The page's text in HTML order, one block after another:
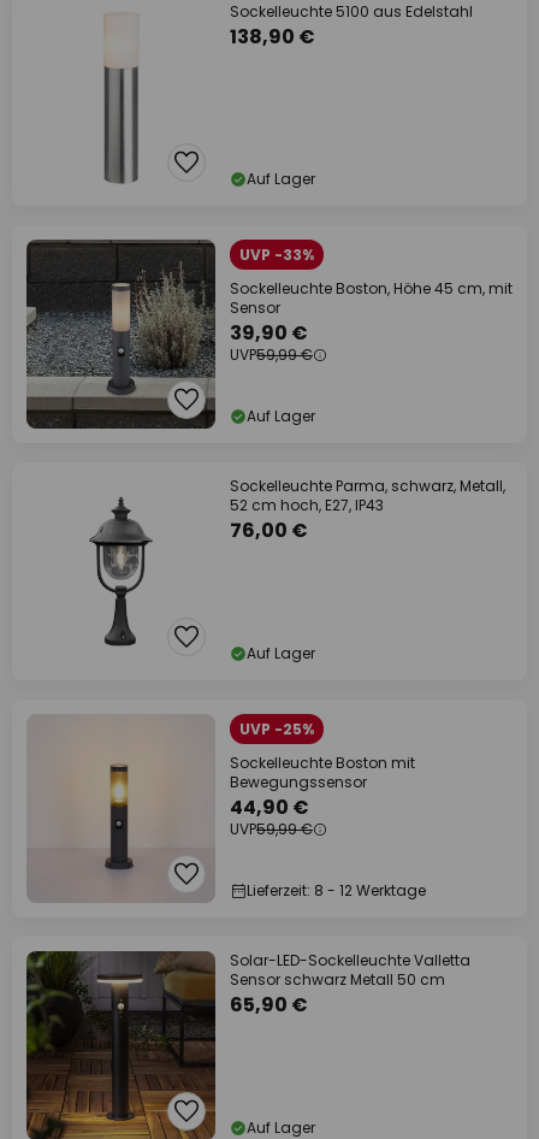
Sockelleuchte 5100 aus Edelstahl
138,90 €
Auf Lager
UVP -33%
Sockelleuchte Boston, Höhe 45 cm, mit
Sensor
39,90 €
UVP59,99 €
Auf Lager
Sockelleuchte Parma, schwarz, Metall,
52 cm hoch, E27, IP43
76,00 €
Auf Lager
UVP -25%
Sockelleuchte Boston mit
Bewegungssensor
44,90 €
UVP59,99 €
Lieferzeit: 8 - 12 Werktage
Solar-LED-Sockelleuchte Valletta
Sensor schwarz Metall 50 cm
65,90 €
Auf Lager